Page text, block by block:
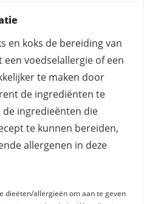
en koks de bereiding van
voedselallergie of een
te maken door
de ingrediënten te
de ingredieënten die
te kunnen bereiden,
allergenen in deze
dieëten/allergieën om aan te geven